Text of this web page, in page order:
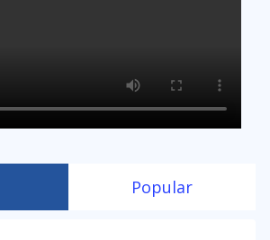
Popular